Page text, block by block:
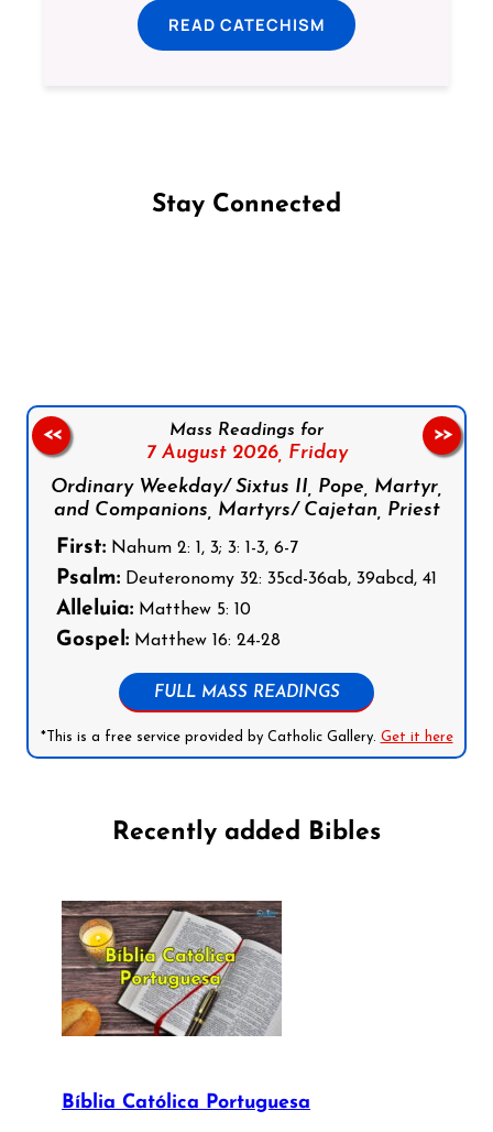
READ CATECHISM
Stay Connected
Mass Readings for
7 August 2026, Friday
Ordinary Weekday/ Sixtus II, Pope, Martyr,
and Companions, Martyrs/ Cajetan, Priest
First: Nahum 2: 1, 3; 3: 1-3, 6-7
Psalm: Deuteronomy 32: 35cd-36ab, 39abcd, 41
Alleluia: Matthew 5: 10
Gospel: Matthew 16: 24-28
FULL MASS READINGS
*This is a free service provided by Catholic Gallery. Get it here
<< >>
Recently added Bibles
Bíblia Católica Portuguesa